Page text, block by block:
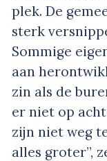
plek. De
sterk
Sommige
aan
zin als de
er niet op
zijn niet weg
alles groter”,